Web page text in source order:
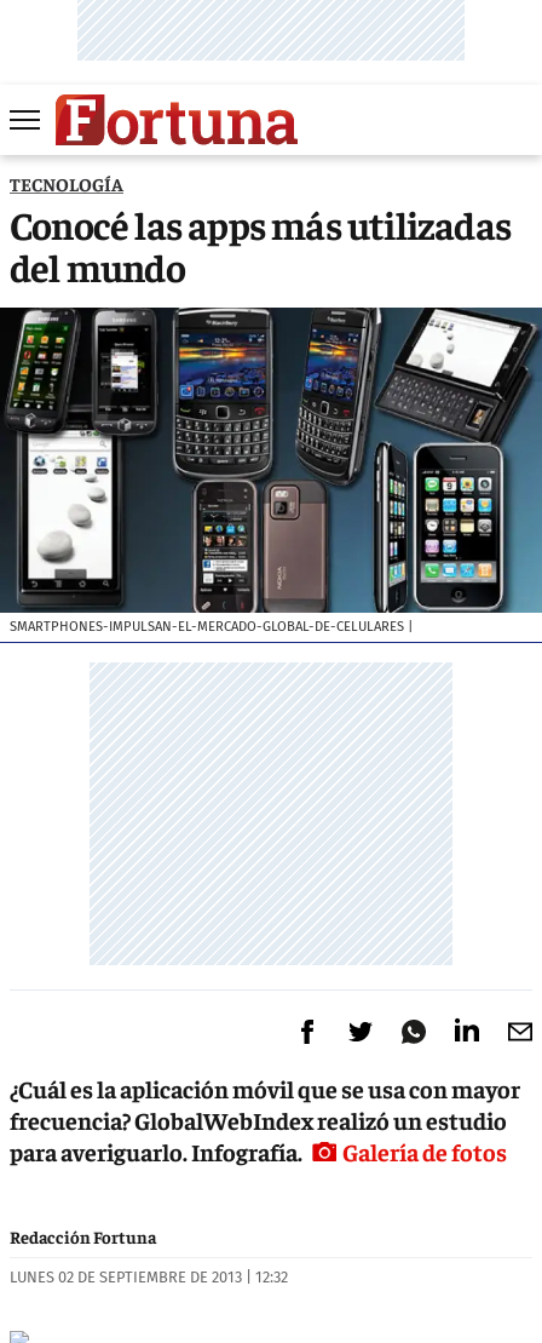
TECNOLOGÍA
Conocé las apps más utilizadas
del mundo
SMARTPHONES-IMPULSAN-EL-MERCADO-GLOBAL-DE-CELULARES
¿Cuál es la aplicación móvil que se usa con mayor
frecuencia? GlobalWebIndex realizó un estudio
para averiguarlo. Infografía.
Galería de fotos
Redacción Fortuna
LUNES 02 DE SEPTIEMBRE DE 2013 | 12:32